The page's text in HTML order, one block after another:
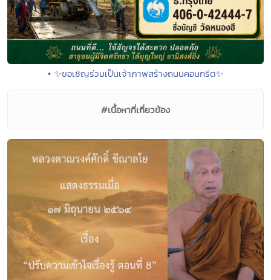
• ✨ขอเชิญร่วมเป็นเจ้าภาพสร้างถนนคอนกรีต✨
#เนื้อหาที่เกี่ยวข้อง